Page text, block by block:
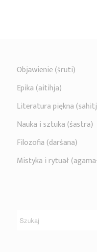
Objawienie (śruti)
Epika (aitihja)
Literatura piękna
Nauka i sztuka (śastra)
Filozofia (darśana)
Mistyka i rytuał